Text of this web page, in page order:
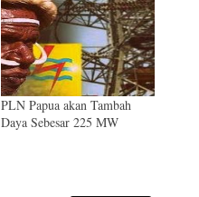
PLN Papua akan Tambah
Daya Sebesar 225 MW